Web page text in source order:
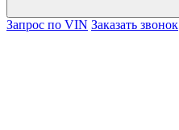
Запрос по VIN Заказать звонок